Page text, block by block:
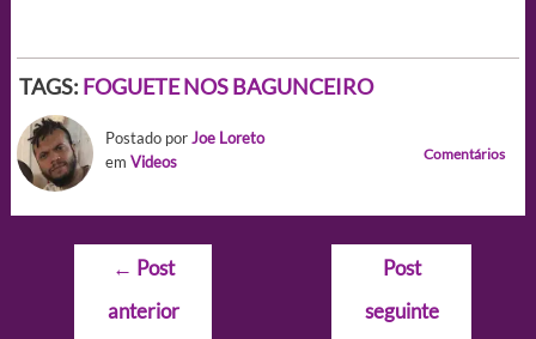
TAGS: FOGUETE NOS BAGUNCEIRO
Postado porJoe Loreto
em Videos Comentários
Navegação
Post
← Post
anterior
Post
seguinte